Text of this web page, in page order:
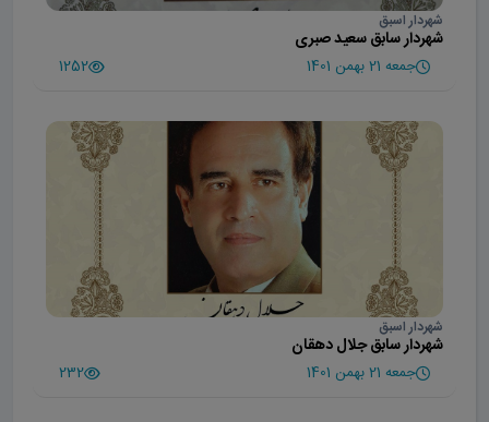
شهردار اسبق
شهردار سابق سعید صبری
جمعه 21 بهمن 1401 1252
شهردار اسبق
شهردار سابق جلال دهقان
جمعه 21 بهمن 1401 232